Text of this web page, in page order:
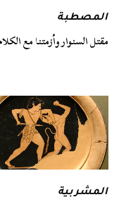
المصطبة
مقتل السنوار وأزمتنا مع
المشربية